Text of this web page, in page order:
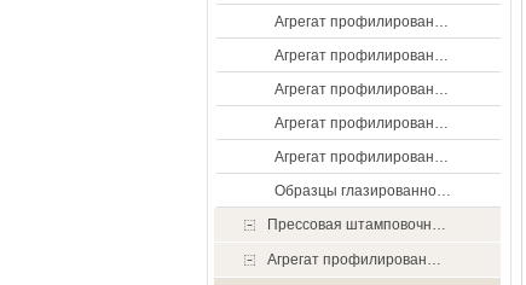
Агрегат профилирован…
Агрегат профилирован…
Агрегат профилирован…
Агрегат профилирован…
Агрегат профилирован…
Образцы глазированно…
Прессовая штамповочн…
Агрегат профилирован…